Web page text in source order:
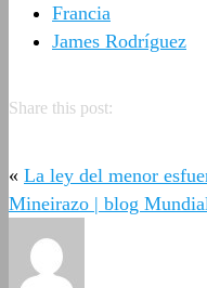
Francia
James Rodríguez
Share this post:
« La ley del menor
Mineirazo | blog